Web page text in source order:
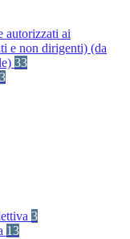
autorizzati ai
e non dirigenti) (da
33
3
3
13